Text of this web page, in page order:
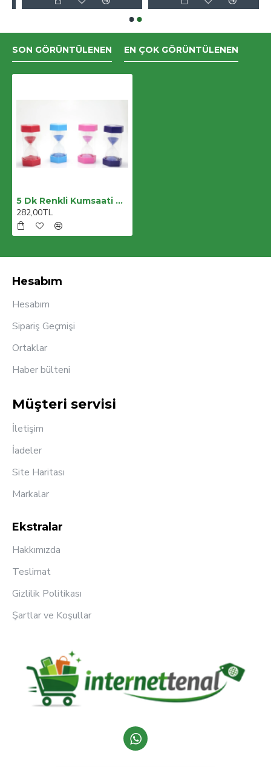
SON GÖRÜNTÜLENEN EN ÇOK GÖRÜNTÜLENEN
5 Dk Renkli Kumsaati Alk1112
282,00TL
Hesabım
Hesabım
Sipariş Geçmişi
Ortaklar
Haber bülteni
Müşteri servisi
İletişim
İadeler
Site Haritası
Markalar
Ekstralar
Hakkımızda
Teslimat
Gizlilik Politikası
Şartlar ve Koşullar